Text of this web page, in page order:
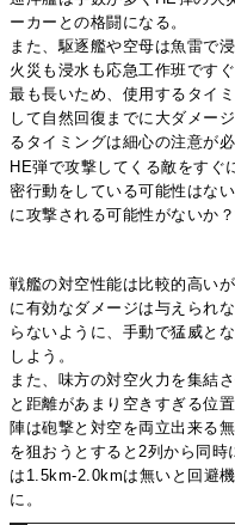
ーカーとの格闘になる。
また、駆逐艦や空母は魚雷で
火災も浸水も応急工作班です
最も長いため、使用するタイ
して自然回復までに大ダメー
るタイミングは細心の注意が
HE弾で攻撃してくる敵をすぐ
密行動をしている可能性はな
に攻撃される可能性がないか
戦艦の対空性能は比較的高い
に有効なダメージは与えられ
らないように、手動で猛威と
しよう。
また、味方の対空火力を集結
と距離があまり空きすぎる位
陣は砲撃と対空を両立出来る
を狙おうとすると2列から同
は1.5km-2.0kmは無いと回避
に。